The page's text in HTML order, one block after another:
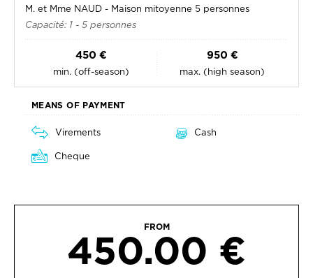
M. et Mme NAUD - Maison mitoyenne 5 personnes
Capacité: 1 - 5 personnes
450 €
min. (off-season)
950 €
max. (high season)
MEANS OF PAYMENT
Virements
Cash
Cheque
FROM
450.00 €